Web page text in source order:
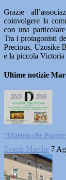
Grazie
coinvolgere la
con una
Tra i protagonisti
Precious, Uzosike
e la piccola
Ultime notizie
“Dialetto che
Eventi Marche 7